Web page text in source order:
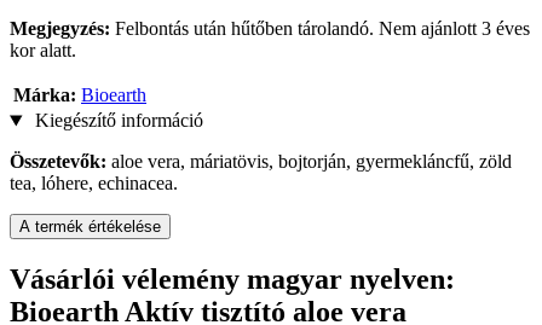
Megjegyzés: Felbontás után hűtőben tárolandó. Nem ajánlott 3 éves
kor alatt.
Márka: Bioearth
Kiegészítő információ
Összetevők: aloe vera, máriatövis, bojtorján, gyermekláncfű, zöld
tea, lóhere, echinacea.
A termék értékelése
Vásárlói vélemény magyar nyelven:
Bioearth Aktív tisztító aloe vera